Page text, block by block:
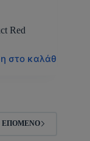
Red
στο καλάθι
ΕΠΌΜΕΝΟ